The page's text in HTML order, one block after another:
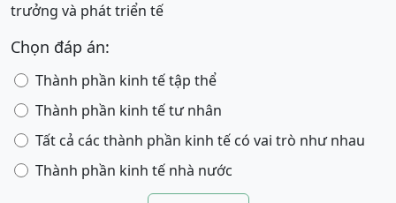
trưởng và phát triển tế
Chọn đáp án:
Thành phần kinh tế tập thể
Thành phần kinh tế tư nhân
Tất cả các thành phần kinh tế có vai trò như nhau
Thành phần kinh tế nhà nước